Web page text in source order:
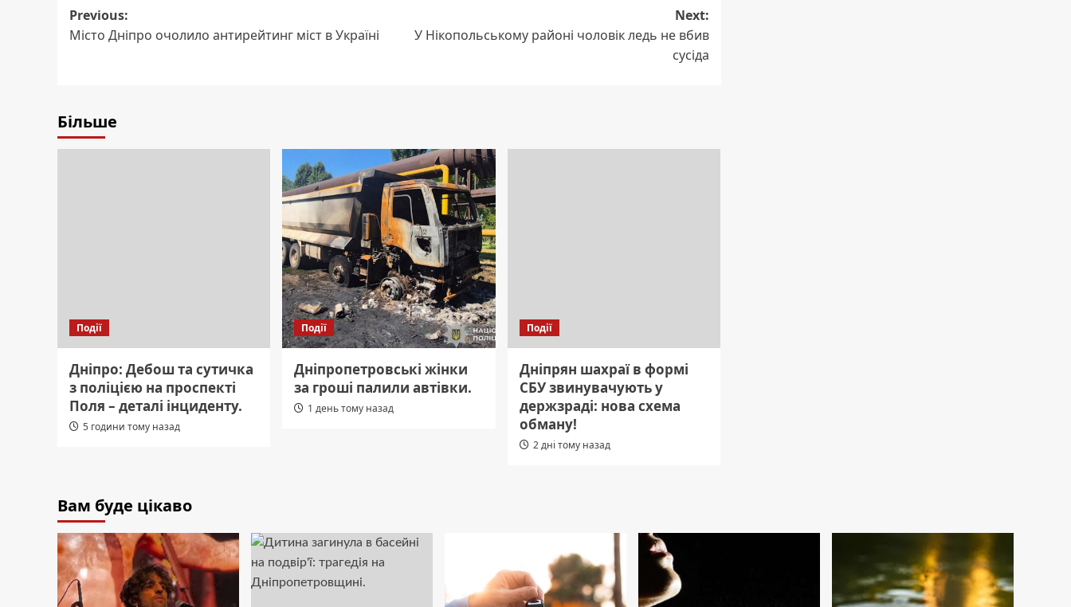
Post
navigation
Previous:
Місто Дніпро очолило антирейтинг міст в Україні
Next:
У Нікопольському районі чоловік ледь не вбив
сусіда
Більше
Події
Дніпро: Дебош та сутичка
з поліцією на проспекті
Поля – деталі інциденту.
5 години тому назад
Події
Дніпропетровські жінки
за гроші палили автівки.
1 день тому назад
Події
Дніпрян шахраї в формі
СБУ звинувачують у
держзраді: нова схема
обману!
2 дні тому назад
Вам буде цікаво